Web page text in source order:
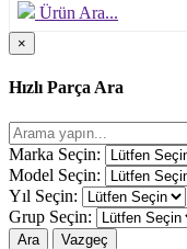
Ürün Ara...
×
Hızlı Parça Ara
Marka Seçin:
Model Seçin:
Yıl Seçin:
Grup Seçin:
Ara Vazgeç